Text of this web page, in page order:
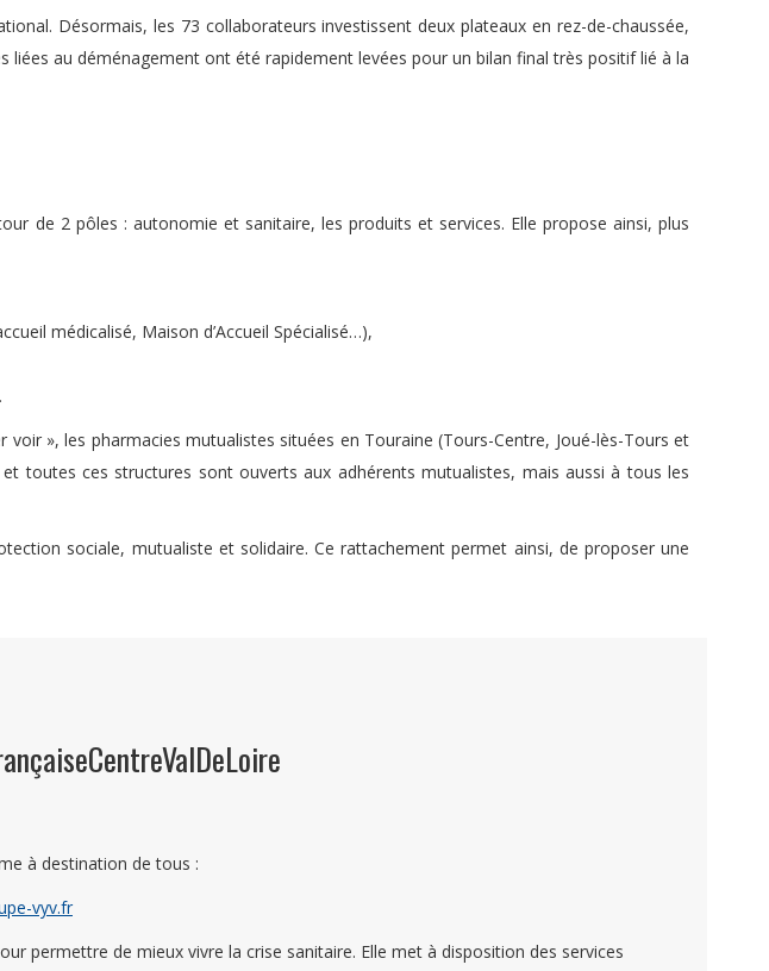
Désormais, les 73 collaborateurs investissent deux plateaux en rez-de-chaussée,
au déménagement ont été rapidement levées pour un bilan final très positif lié à la
de 2 pôles : autonomie et sanitaire, les produits et services. Elle propose ainsi, plus
médicalisé, Maison d’Accueil Spécialisé…),
voir », les pharmacies mutualistes situées en Touraine (Tours-Centre, Joué-lès-Tours et
toutes ces structures sont ouverts aux adhérents mutualistes, mais aussi à tous les
sociale, mutualiste et solidaire. Ce rattachement permet ainsi, de proposer une
à destination de tous :
vyv.fr
permettre de mieux vivre la crise sanitaire. Elle met à disposition des services